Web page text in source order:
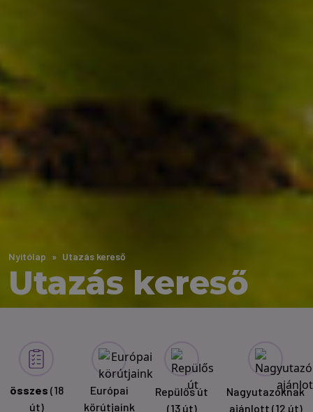
Nyitólap Utazás kereső
Utazás kereső
összes (18
út)
Európai
körútjaink
Repülős út
(13 út)
Nagyutazóknak
ajánlott (12 út)